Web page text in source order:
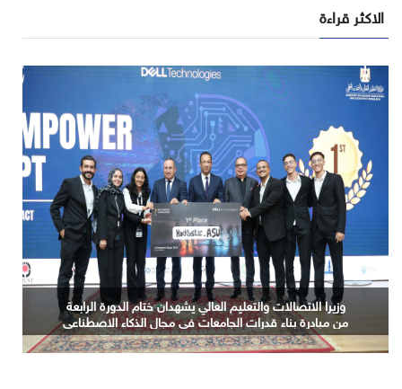
الاكثر قراءة
ندوة حول الذكاء الاصطناعي باللغة العربية والنماذج اللغوية
الكبيرة السيادية